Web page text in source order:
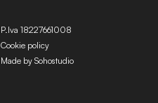
P.Iva 18227661008
Cookie policy
Made by Sohostudio